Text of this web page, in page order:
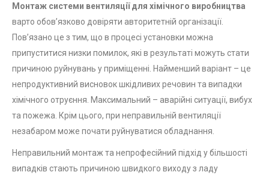
Монтаж системи вентиляції для хімічного виробництва
варто обов’язково довіряти авторитетній організації.
Пов’язано це з тим, що в процесі установки можна
припуститися низки помилок, які в результаті можуть стати
причиною руйнувань у приміщенні. Найменший варіант – це
непродуктивний висновок шкідливих речовин та випадки
хімічного отруєння. Максимальний – аварійні ситуації, вибух
та пожежа. Крім цього, при неправильній вентиляції
незабаром може почати руйнуватися обладнання.
Неправильний монтаж та непрофесійний підхід у більшості
випадків стають причиною швидкого виходу з ладу